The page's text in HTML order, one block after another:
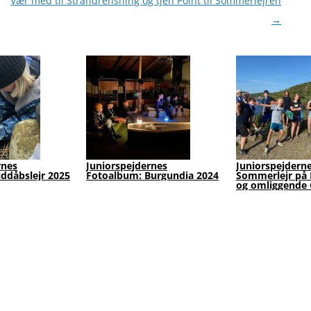
→
besøg hos Galleri: Junior Konfliktløser
forløb
FamilieSpejd:
Førstehjælp